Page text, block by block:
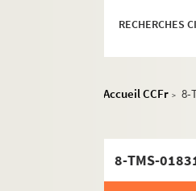
RECHERCHES
Accueil CCFr > 8-
8-TMS-
William
Line Deberre.
Mélesville,
Eschyle.